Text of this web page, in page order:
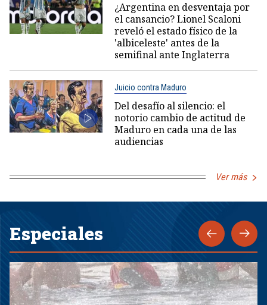
¿Argentina en desventaja por
el cansancio? Lionel Scaloni
reveló el estado físico de la
'albiceleste' antes de la
semifinal ante Inglaterra
Juicio contra Maduro
Del desafío al silencio: el
notorio cambio de actitud de
Maduro en cada una de las
audiencias
Ver más
Especiales